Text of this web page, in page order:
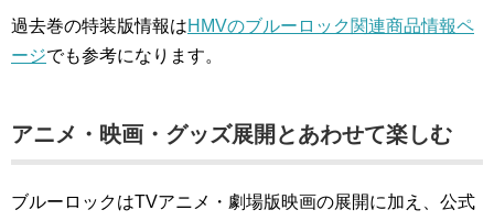
過去巻の特装版情報はHMVのブルーロック関連商品情報ペ
ージでも参考になります。
アニメ・映画・グッズ展開とあわせて楽しむ
ブルーロックはTVアニメ・劇場版映画の展開に加え、公式